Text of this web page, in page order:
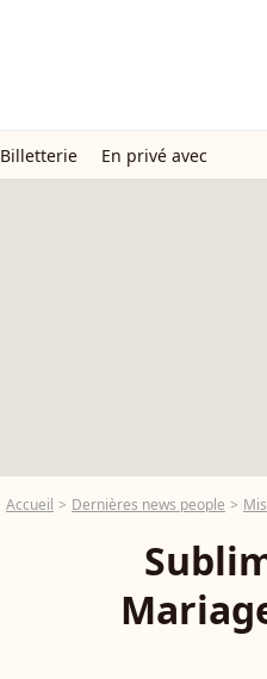
Billetterie En privé avec
Accueil Dernières news people